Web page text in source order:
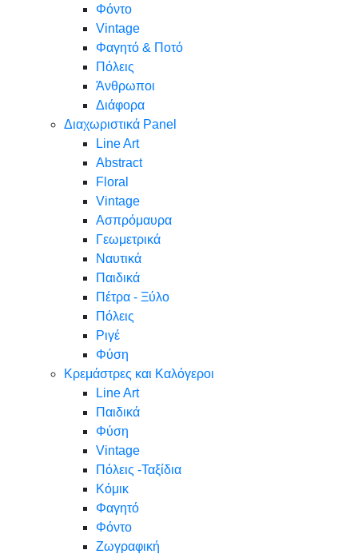
Φόντο
Vintage
Φαγητό & Ποτό
Πόλεις
Άνθρωποι
Διάφορα
Διαχωριστικά Panel
Line Art
Abstract
Floral
Vintage
Ασπρόμαυρα
Γεωμετρικά
Ναυτικά
Παιδικά
Πέτρα - Ξύλο
Πόλεις
Ριγέ
Φύση
Κρεμάστρες και Καλόγεροι
Line Art
Παιδικά
Φύση
Vintage
Πόλεις -Ταξίδια
Κόμικ
Φαγητό
Φόντο
Ζωγραφική